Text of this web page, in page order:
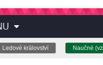
Ledové království Naučné